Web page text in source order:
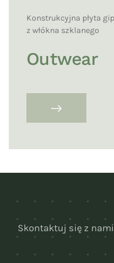
Konstrukcyjna płyta
z włókna szklanego
Outwear
Skontaktuj się z